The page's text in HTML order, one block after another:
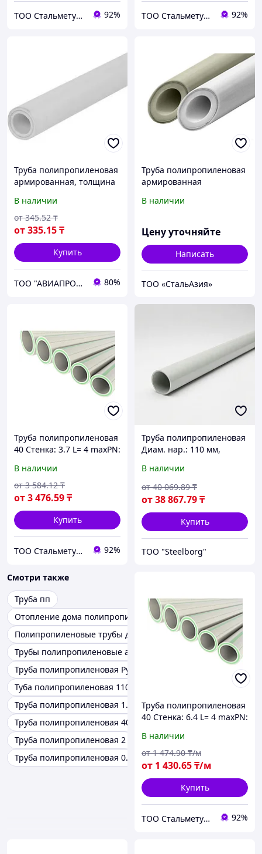
ТОО Стальметурал 92% ТОО Стальметурал 92%
Труба полипропиленовая
армированная, толщина
110 мм, длина 250 мм
В наличии
от335.15₸
от 345.52 ₸
Купить
ТОО "АВИАПРОМСТАЛЬ" 80%
Труба полипропиленовая
армированная
белая VALFEX 25х4,2 мм РУ
2015
В наличии
Цену уточняйте
Написать
ТОО «СтальАзия»
Труба полипропиленовая
40 Стенка: 3.7 L= 4 maxPN:
В наличии
от3 476.59₸
от 3 584.12 ₸
Купить
ТОО Стальметурал 92%
Труба полипропиленовая
Диам. нар.: 110 мм,
м
В наличии
от38 867.79₸
от 40 069.89 ₸
Купить
ТОО "Steelborg"
Смотри также
Труба пп
Отопление дома полипропиленовыми трубами
Полипропиленовые трубы для отопления
Трубы полипропиленовые армированные алюминием
Труба полипропиленовая Ру20
Туба полипропиленовая 110 PP
Труба полипропиленовая 1.5
Труба полипропиленовая 40
Труба полипропиленовая 2
Труба полипропиленовая 0.75
Труба полипропиленовая
40 Стенка: 6.4 L= 4 maxPN:
В наличии
от 1 430.65₸/м
от 1 474.90 ₸/м
Купить
ТОО Стальметурал 92%